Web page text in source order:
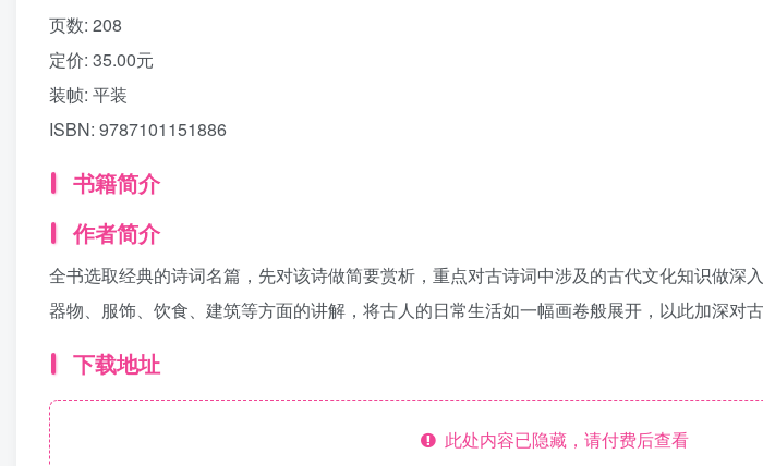
页数: 208
定价: 35.00元
装帧: 平装
ISBN: 9787101151886
书籍简介
作者简介
全书选取经典的诗词名篇，先对该诗做简要赏析，重点对古诗词中涉及的古代文化知识做深
器物、服饰、饮食、建筑等方面的讲解，将古人的日常生活如一幅画卷般展开，以此加深对
下载地址
此处内容已隐藏，请付费后查看